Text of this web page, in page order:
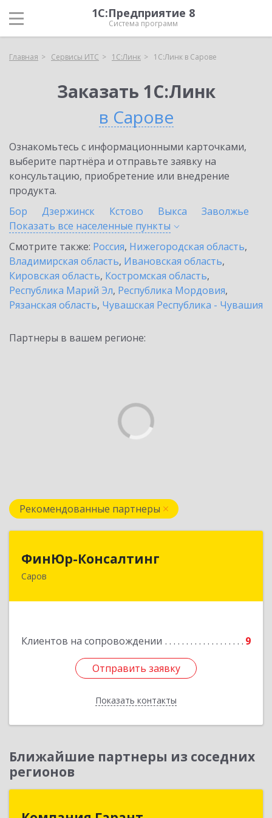
1С:Предприятие 8
Система программ
Главная Сервисы ИТС 1С:Линк 1С:Линк в Сарове
Заказать 1С:Линк
в Сарове
Ознакомьтесь с информационными карточками,
выберите партнёра и отправьте заявку на
консультацию, приобретение или внедрение
продукта.
Бор
Дзержинск Кстово Выкса
Заволжье
Показать все населенные пункты
Смотрите также: Россия, Нижегородская область,
Владимирская область, Ивановская область,
Кировская область, Костромская область,
Республика Марий Эл, Республика Мордовия,
Рязанская область, Чувашская Республика - Чувашия
Партнеры в вашем регионе:
Рекомендованные партнеры
ФинЮр-Консалтинг
Саров
Клиентов на сопровождении 9
Отправить заявку
Показать контакты
Отправить заявку
Назад
Ближайшие партнеры из соседних
регионов